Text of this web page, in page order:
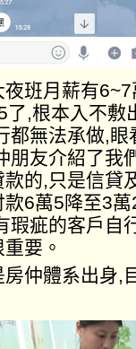
班月薪有
了,根本入不
都無法承做,
朋友介紹了我
的,只是信貸
6萬5降至3
瑕疵的客戶自
要。
仲體系出身,